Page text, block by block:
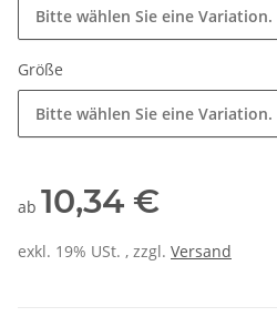
Bitte wählen Sie eine Variation.
Größe
Bitte wählen Sie eine Variation.
ab 10,34 €
exkl. 19% USt. , zzgl. Versand